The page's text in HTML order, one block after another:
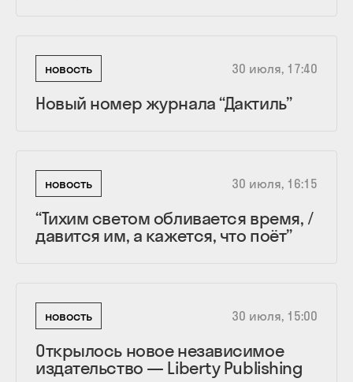
новость 30 июля, 17:40
Новый номер журнала “Дактиль”
новость 30 июля, 16:15
“Тихим светом обливается время, /
давится им, а кажется, что поёт”
новость 30 июля, 15:00
Открылось новое независимое
издательство — Liberty Publishing